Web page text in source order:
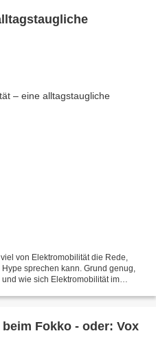
von Elektromobilität die Rede,
sprechen kann. Grund genug,
wie sich Elektromobilität im
Fokko - oder: Vox